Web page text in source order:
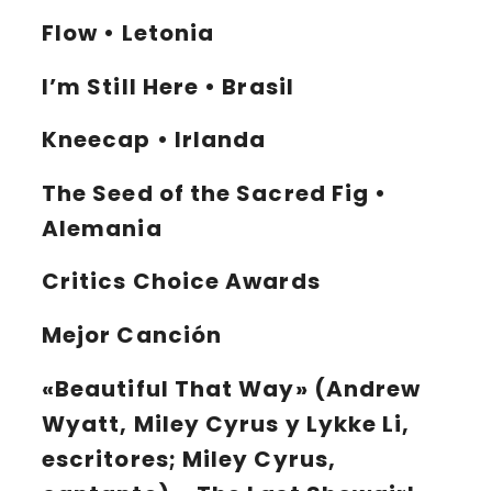
Flow • Letonia
I’m Still Here • Brasil
Kneecap • Irlanda
The Seed of the Sacred Fig •
Alemania
Critics Choice Awards
Mejor Canción
«Beautiful That Way» (Andrew
Wyatt, Miley Cyrus y Lykke Li,
escritores; Miley Cyrus,